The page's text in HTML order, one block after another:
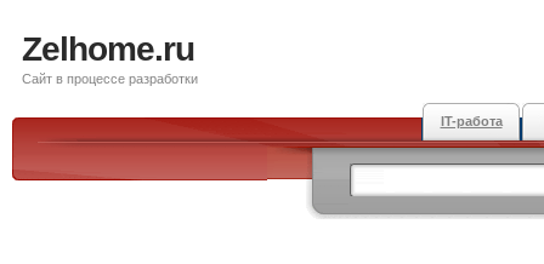
Zelhome.ru
Сайт в процессе разработки
IT-работа